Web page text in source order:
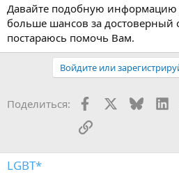
Давайте подобную информацию
больше шансов за достоверный
постараюсь помочь Вам.
Войдите или
Поделиться: Facebook Bluesky
Ссылка
LGBT*